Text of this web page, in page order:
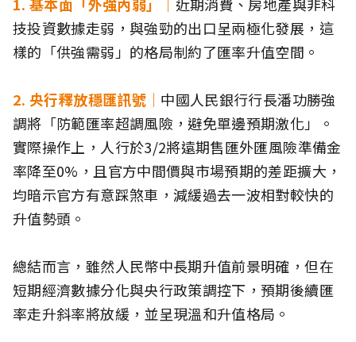
1. 基本面「外強內弱」｜ 近期消費、房地產與非科
技投資數據走弱，與強勁的出口呈兩極化發展，這
樣的「供強需弱」的格局制約了匯率升值空間。
2. 央行釋放穩匯訊號｜ 中國人民銀行行長潘功勝強
調將「防範匯率超調風險，避免單邊預期激化」。
實際操作上，人行於3/2將遠期售匯外匯風險準備金
率降至0%，且官方中間價與市場預期的差距擴大，
均暗示官方有意踩煞車，減緩過去一波相對較快的
升值勢頭。
總結而言，雖然人民幣中長期升值前景明確，但在
短期經濟數據分化與央行政策調控下，預期後續匯
率走升斜率將放緩，並呈現溫和升值格局。